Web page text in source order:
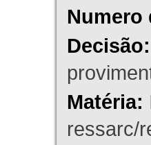
Numero
Decisão:
Matéria:
ressarc/